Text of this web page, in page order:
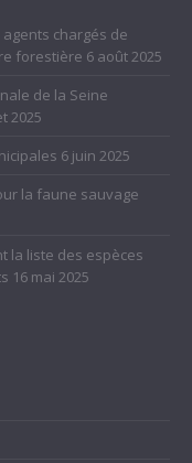
chargés de
forestière 6 août 2025
de la Seine
2025
6 juin 2025
la faune sauvage
la liste des espèces
16 mai 2025